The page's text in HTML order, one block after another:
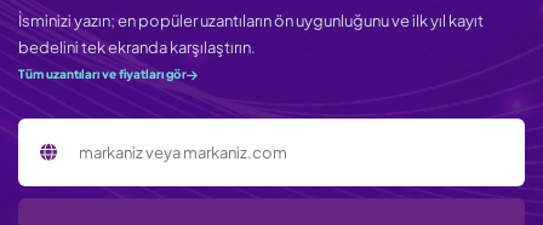
İsminizi yazın; en popüler uzantıların ön uygunluğunu ve ilk yıl kayıt
bedelini tek ekranda karşılaştırın.
Tüm uzantıları ve fiyatları gör
Sorgulanacak alan adı